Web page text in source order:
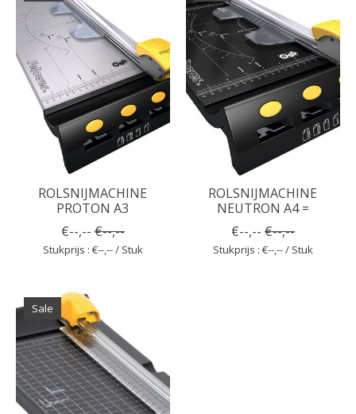
ROLSNIJMACHINE
PROTON A3
€--,-- €--,--
Stukprijs : €--,-- / Stuk
ROLSNIJMACHINE
NEUTRON A4 =
€--,-- €--,--
Stukprijs : €--,-- / Stuk
Sale